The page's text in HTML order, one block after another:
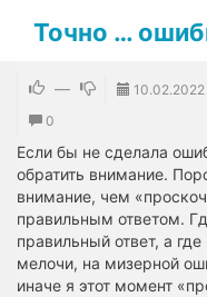
Точно …
— 10.02.2022
0
Если бы не сделала
обратить внимание.
внимание, чем
правильным ответом.
правильный ответ, а
мелочи, на мизерной
иначе я этот момент